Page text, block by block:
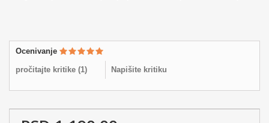
Ocenivanje
pročitajte kritike (1) Napišite kritiku